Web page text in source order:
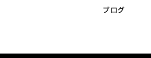
ブログ